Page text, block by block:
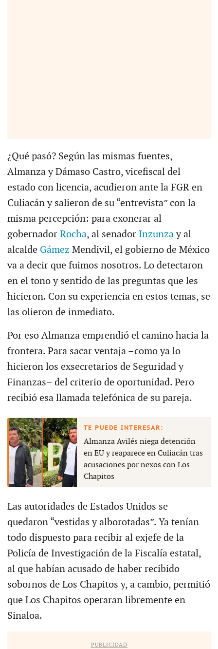
¿Qué pasó? Según las mismas fuentes,
Almanza y Dámaso Castro, vicefiscal del
estado con licencia, acudieron ante la FGR en
Culiacán y salieron de su “entrevista” con la
misma percepción: para exonerar al
gobernador Rocha, al senador Inzunzay al
alcalde Gámez Mendivil, el gobierno de México
va a decir que fuimos nosotros. Lo detectaron
en el tono y sentido de las preguntas que les
hicieron. Con su experiencia en estos temas, se
las olieron de inmediato.
Por eso Almanza emprendió el camino hacia la
frontera. Para sacar ventaja –como ya lo
hicieron los exsecretarios de Seguridad y
Finanzas– del criterio de oportunidad. Pero
recibió esa llamada telefónica de su pareja.
Almanza Avilés niega detención
en EU y reaparece en Culiacán tras
acusaciones por nexos con Los
Chapitos
Las autoridades de Estados Unidos se
quedaron “vestidas y alborotadas”. Ya tenían
todo dispuesto para recibir al exjefe de la
Policía de Investigación de la Fiscalía estatal,
al que habían acusado de haber recibido
sobornos de Los Chapitos y, a cambio, permitió
que Los Chapitos operaran libremente en
Sinaloa.
PUBLICIDAD